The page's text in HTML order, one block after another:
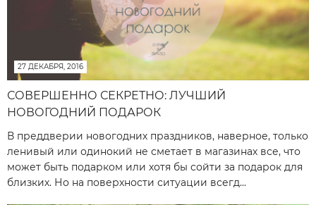
27 ДЕКАБРЯ, 2016
СОВЕРШЕННО СЕКРЕТНО: ЛУЧШИЙ
НОВОГОДНИЙ ПОДАРОК
В преддверии новогодних праздников, наверное, только
ленивый или одинокий не сметает в магазинах все, что
может быть подарком или хотя бы сойти за подарок для
близких. Но на поверхности ситуации всегд...